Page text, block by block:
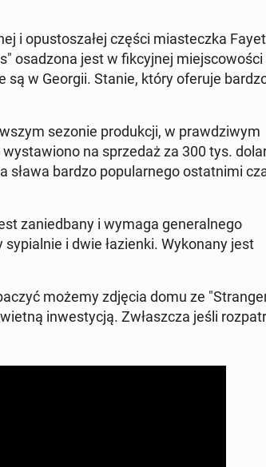
i opu­sto­sza­łej części mia­stecz­ka
osa­dzo­na jest w fik­cyj­nej miej­sco­wo­ści
w Georgii. Stanie, który oferuje
sezonie pro­duk­cji, w praw­dzi­wym
na sprze­daż za 300 tys.
sława bardzo po­pu­lar­ne­go ostat­ni­mi
za­nie­dba­ny i wymaga ge­ne­ral­ne­go
i dwie ła­zien­ki. Wy­ko­na­ny jest
możemy zdjęcia domu ze
in­we­sty­cją. Zwłasz­cza jeśli